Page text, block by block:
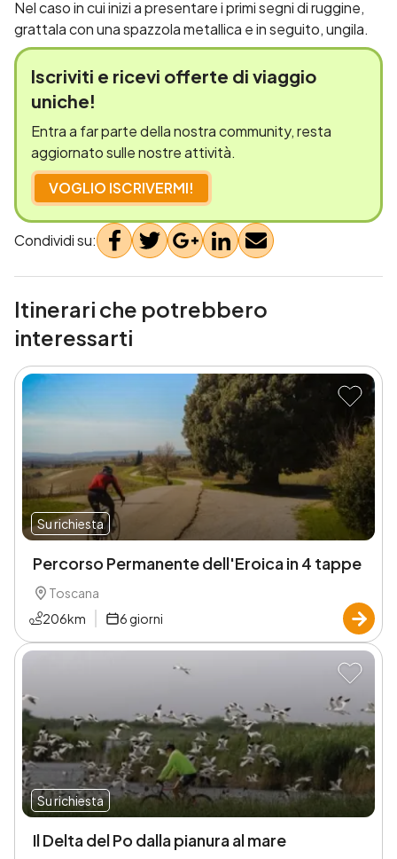
Nel caso in cui inizi a presentare i primi segni di ruggine,
grattala con una spazzola metallica e in seguito, ungila.
Iscriviti e ricevi offerte di viaggio
uniche!
Entra a far parte della nostra community, resta
aggiornato sulle nostre attività.
VOGLIO ISCRIVERMI!
Condividi su:
Itinerari che potrebbero
interessarti
Su richiesta
Percorso Permanente dell'Eroica in 4 tappe
Toscana
206km 6giorni
Su richiesta
Il Delta del Po dalla pianura al mare